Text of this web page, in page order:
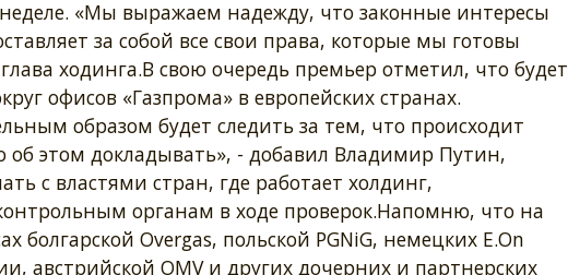
«Мы выражаем надежду, что законные интересы
за собой все свои права, которые мы готовы
ходинга.В свою очередь премьер отметил, что будет
офисов «Газпрома» в европейских странах.
образом будет следить за тем, что происходит
об этом докладывать», - добавил Владимир Путин,
с властями стран, где работает холдинг,
органам в ходе проверок.Напомню, что на
Overgas, польской PGNiG, немецких E.On
австрийской OMV и других дочерних и партнерских